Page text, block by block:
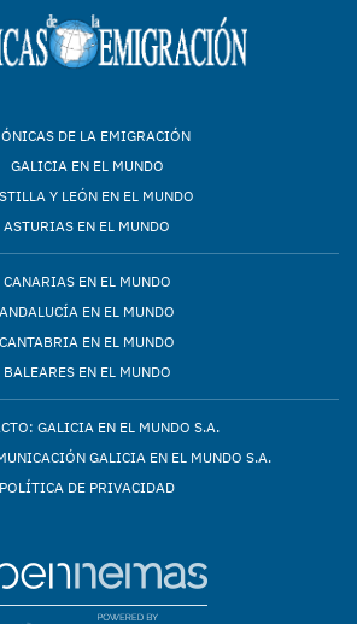
DE LA EMIGRACIÓN
GALICIA EN EL MUNDO
Y LEÓN EN EL MUNDO
ASTURIAS EN EL MUNDO
CANARIAS EN EL MUNDO
ANDALUCÍA EN EL MUNDO
CANTABRIA EN EL MUNDO
BALEARES EN EL MUNDO
GALICIA EN EL MUNDO S.A.
GALICIA EN EL MUNDO S.A.
POLÍTICA DE PRIVACIDAD